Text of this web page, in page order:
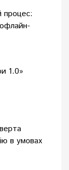
процес:
1.0»
в умовах